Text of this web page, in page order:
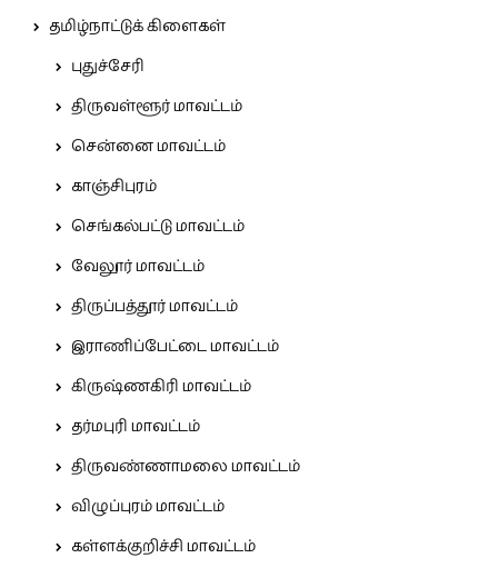
தமிழ்நாட்டுக் கிளைகள்
புதுச்சேரி
திருவள்ளூர் மாவட்டம்
சென்னை மாவட்டம்
காஞ்சிபுரம்
செங்கல்பட்டு மாவட்டம்
வேலூர் மாவட்டம்
திருப்பத்தூர் மாவட்டம்
இராணிப்பேட்டை மாவட்டம்
கிருஷ்ணகிரி மாவட்டம்
தர்மபுரி மாவட்டம்
திருவண்ணாமலை மாவட்டம்
விழுப்புரம் மாவட்டம்
கள்ளக்குறிச்சி மாவட்டம்